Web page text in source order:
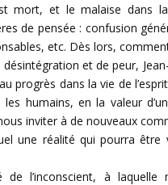
mort, et le malaise dans
de pensée : confusion
etc. Dès lors,
et de peur,
progrès dans la vie de
les humains, en la valeur
inviter à de nouveaux
une réalité qui pourra
de l’inconscient, à